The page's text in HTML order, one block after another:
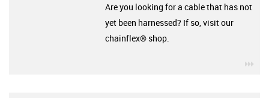
Are you looking for a cable that has not
yet been harnessed? If so, visit our
chainflex® shop.